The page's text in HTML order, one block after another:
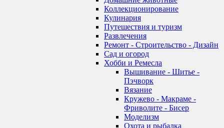
Коллекционирование
Кулинария
Путешествия и туризм
Развлечения
Ремонт - Строительство - Дизайн
Сад и огород
Хобби и Ремесла
Вышивание - Шитье -
Пэчворк
Вязание
Кружево - Макраме -
Фриволите - Бисер
Моделизм
Охота и рыбалка